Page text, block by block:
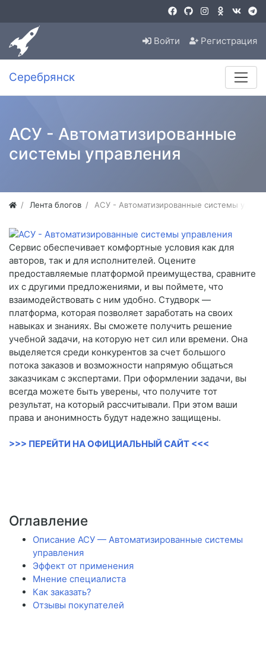
Войти Регистрация
Серебрянск
АСУ - Автоматизированные
системы управления
Лента блогов АСУ - Автоматизированные системы
Сервис обеспечивает комфортные условия как для
авторов, так и для исполнителей. Оцените
предоставляемые платформой преимущества, сравните
их с другими предложениями, и вы поймете, что
взаимодействовать с ним удобно. Студворк —
платформа, которая позволяет заработать на своих
навыках и знаниях. Вы сможете получить решение
учебной задачи, на которую нет сил или времени. Она
выделяется среди конкурентов за счет большого
потока заказов и возможности напрямую общаться
заказчикам с экспертами. При оформлении задачи, вы
всегда можете быть уверены, что получите тот
результат, на который рассчитывали. При этом ваши
права и анонимность будут надежно защищены.
>>> ПЕРЕЙТИ НА ОФИЦИАЛЬНЫЙ САЙТ <<<
Оглавление
Описание АСУ — Автоматизированные системы
управления
Эффект от применения
Мнение специалиста
Как заказать?
Отзывы покупателей